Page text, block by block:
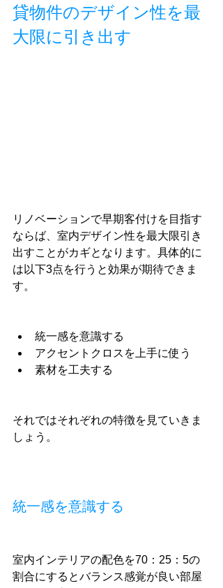
貸物件のデザイン性を最
大限に引き出す
リノベーションで早期客付けを目指す
ならば、室内デザイン性を最大限引き
出すことがカギとなります。具体的に
は以下3点を行うと効果が期待できま
す。
統一感を意識する
アクセントクロスを上手に使う
素材を工夫する
それではそれぞれの特徴を見ていきま
しょう。
統一感を意識する
室内インテリアの配色を70：25：5の
割合にするとバランス感覚が良い部屋